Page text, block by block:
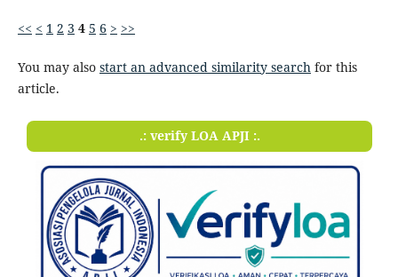
<< < 1 2 3 4 5 6 > >>
You may also start an advanced similarity search for this
article.
.: verify LOA APJI :.